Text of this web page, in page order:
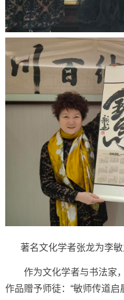
著名文化学者张龙为李
作为文化学者与书法家，
作品赠予师徒：“敏师传道启